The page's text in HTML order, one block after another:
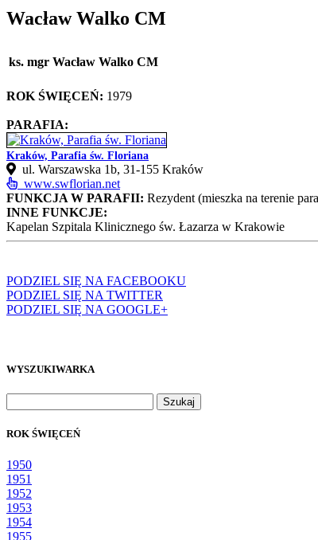
Wacław Walko CM
ks. mgr Wacław Walko CM
ROK ŚWIĘCEŃ: 1979
PARAFIA:
Kraków, Parafia św. Floriana
ul. Warszawska 1b, 31-155 Kraków
www.swflorian.net
FUNKCJA W PARAFII: Rezydent (mieszka na terenie
INNE FUNKCJE:
Kapelan Szpitala Klinicznego św. Łazarza w Krakowie
PODZIEL SIĘ NA FACEBOOKU
PODZIEL SIĘ NA TWITTER
PODZIEL SIĘ NA GOOGLE+
WYSZUKIWARKA
ROK ŚWIĘCEŃ
1950
1951
1952
1953
1954
1955